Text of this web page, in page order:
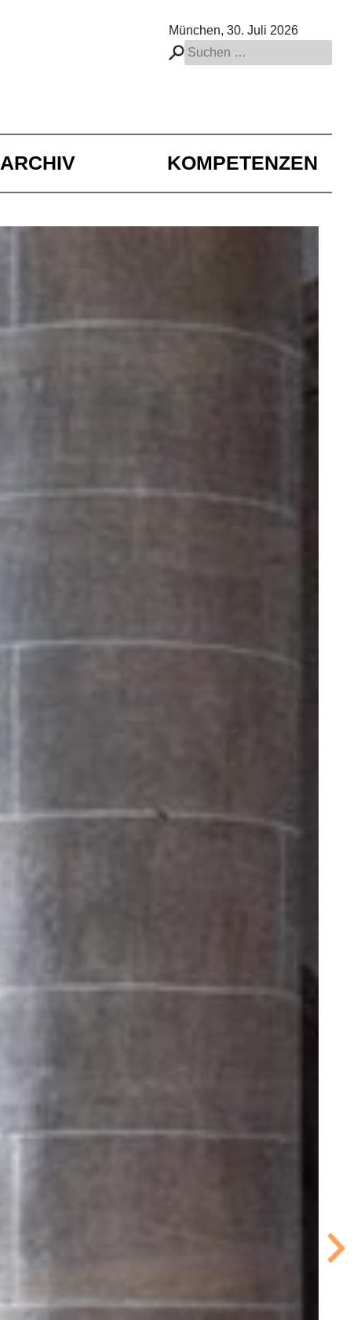
München, 30. Juli 2026
Suchen
nach:
ARCHIV KOMPETENZEN